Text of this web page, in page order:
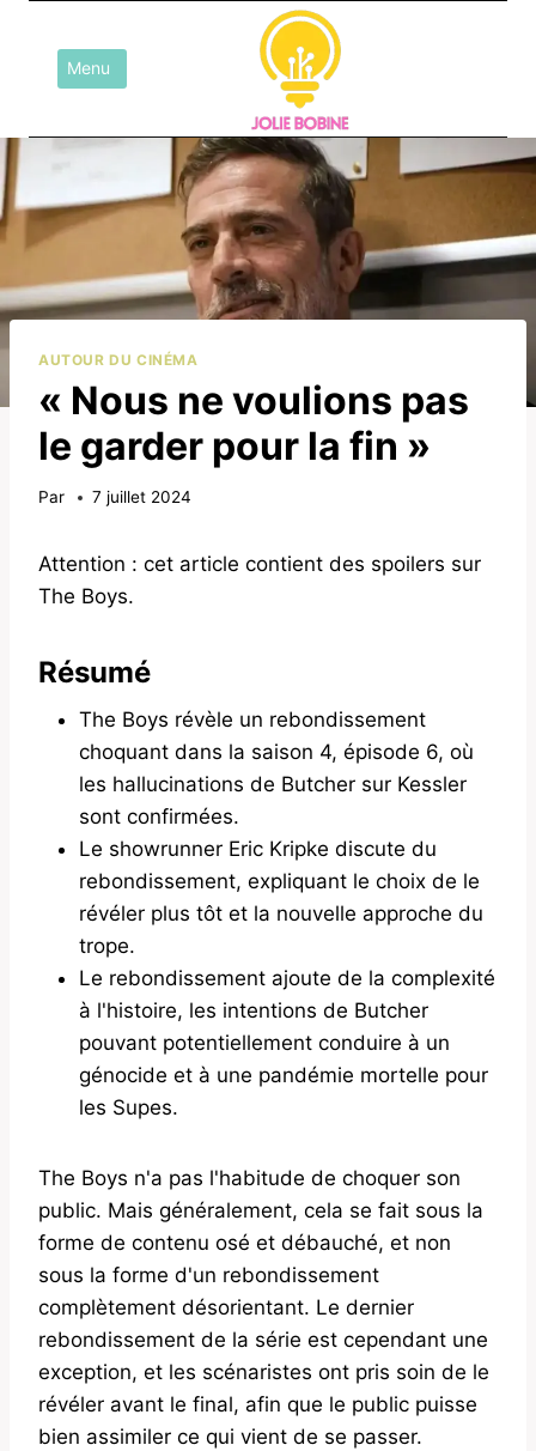
contenuMenu
AUTOUR DU CINÉMA
« Nous ne voulions pas
le garder pour la fin »
Par 7 juillet 2024
Attention : cet article contient des spoilers sur
The Boys.
Résumé
The Boys révèle un rebondissement
choquant dans la saison 4, épisode 6, où
les hallucinations de Butcher sur Kessler
sont confirmées.
Le showrunner Eric Kripke discute du
rebondissement, expliquant le choix de le
révéler plus tôt et la nouvelle approche du
trope.
Le rebondissement ajoute de la complexité
à l'histoire, les intentions de Butcher
pouvant potentiellement conduire à un
génocide et à une pandémie mortelle pour
les Supes.
The Boys n'a pas l'habitude de choquer son
public. Mais généralement, cela se fait sous la
forme de contenu osé et débauché, et non
sous la forme d'un rebondissement
complètement désorientant. Le dernier
rebondissement de la série est cependant une
exception, et les scénaristes ont pris soin de le
révéler avant le final, afin que le public puisse
bien assimiler ce qui vient de se passer.